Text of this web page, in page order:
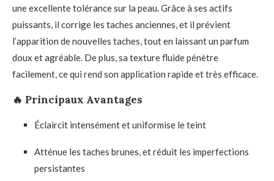
une excellente tolérance sur la peau. Grâce à ses actifs
puissants, il corrige les taches anciennes, et il prévient
l’apparition de nouvelles taches, tout en laissant un parfum
doux et agréable. De plus, sa texture fluide pénètre
facilement, ce qui rend son application rapide et très efficace.
🔥 Principaux Avantages
Éclaircit intensément et uniformise le teint
Atténue les taches brunes, et réduit les imperfections
persistantes